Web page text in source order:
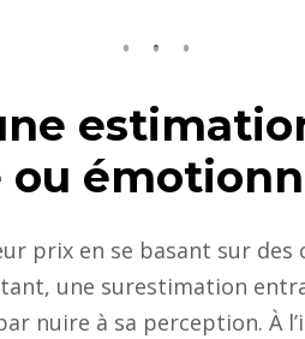
prix en se basant sur
une surestimation
nuire à sa perception. À